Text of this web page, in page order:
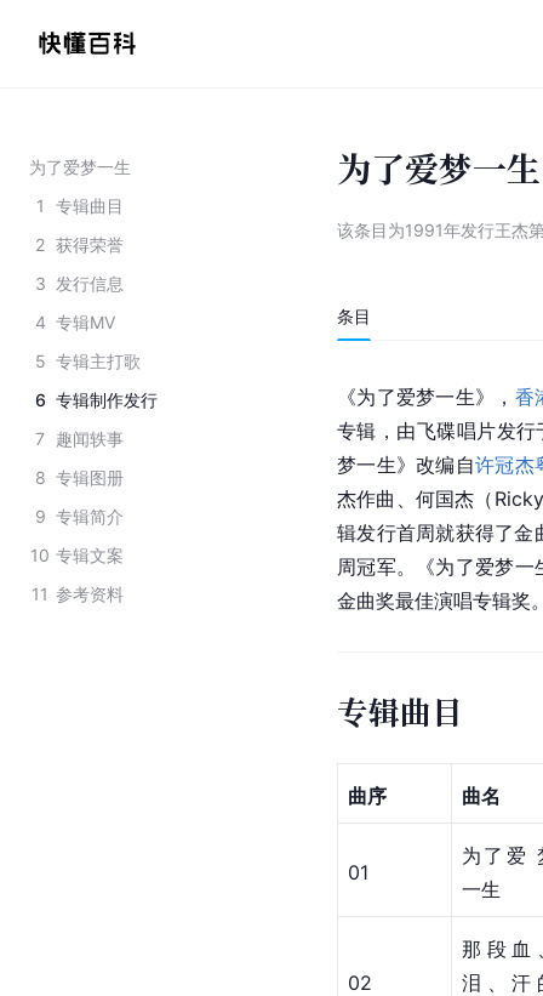
为了爱梦一生
1
专辑曲目
2 获得荣誉
3 发行信息
4 专辑MV
5 专辑主打歌
6 专辑制作发行
7
趣闻轶事
8 专辑图册
9 专辑简介
10 专辑文案
11 参考资料
为了爱梦一生
该条目为1991年发行王杰
条目
《为了爱梦一生》， 香
专辑，由飞碟唱片发行
梦一生》改编自许冠杰
杰作曲、何国杰（
辑发行首周就获得了金
周冠军。《为了爱梦
金曲奖最佳演唱专辑奖
专辑曲目
曲序 曲名
01
为了爱
一生
02
那段血
泪、汗